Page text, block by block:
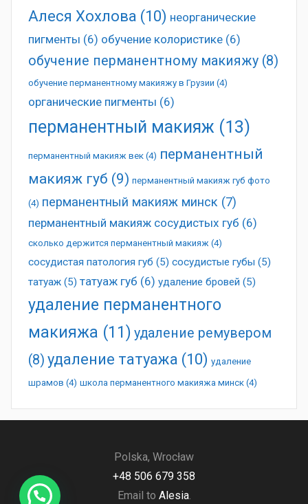
Алеся Хохлова (10) неорганические
пигменты (6) обучение колористике (6)
обучение перманентному макияжу (8)
обучение перманентному макияжу в Грузии (4)
органические пигменты (6)
перманентный макияж (13)
перманентный макияж век (4) перманентный
макияж губ (9) перманентный макияж губ фото
(4) перманентный макияж минск (7)
перманентный макияж сосудистых губ (6)
сколько держится перманентный макияж (4)
сосудистая патология губ (5) сосудистые губы (5)
татуаж (5) татуаж губ (6) удаление бровей (5)
удаление перманентного
макияжа (11) удаление ремувером
(8) удаление татуажа (10) удаление
шрамов (4) школа перманентного макияжа минск (4)
Polska, Wrocław
+48 506 679 358
Email to Alesia.